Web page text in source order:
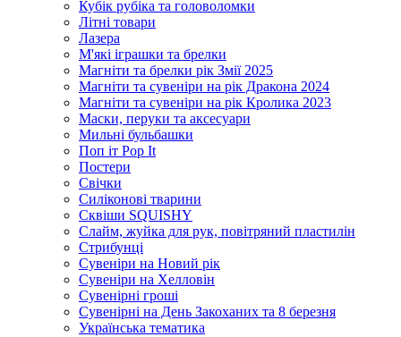
Кубік рубіка та головоломки
Літні товари
Лазера
М'які іграшки та брелки
Магніти та брелки рік Змії 2025
Магніти та сувеніри на рік Дракона 2024
Магніти та сувеніри на рік Кролика 2023
Маски, перуки та аксесуари
Мильні бульбашки
Поп іт Pop It
Постери
Свічки
Силіконові тварини
Сквіши SQUISHY
Слайм, жуйка для рук, повітряний пластилін
Стрибунці
Сувеніри на Новий рік
Сувеніри на Хелловін
Сувенірні гроші
Сувенірні на День Закоханих та 8 березня
Українська тематика